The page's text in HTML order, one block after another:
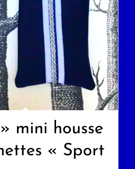
mini housse
« Sport